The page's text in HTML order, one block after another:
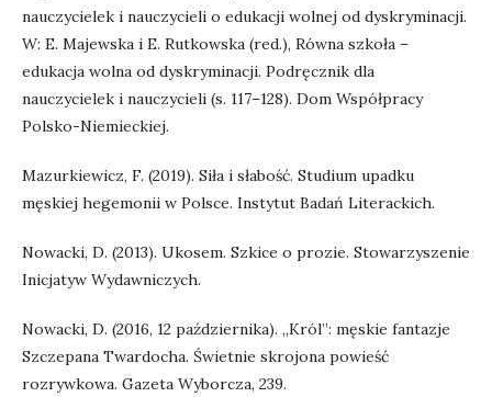
nauczycielek i nauczycieli o edukacji wolnej od dyskryminacji.
W: E. Majewska i E. Rutkowska (red.), Równa szkoła –
edukacja wolna od dyskryminacji. Podręcznik dla
nauczycielek i nauczycieli (s. 117–128). Dom Współpracy
Polsko-Niemieckiej.
Mazurkiewicz, F. (2019). Siła i słabość. Studium upadku
męskiej hegemonii w Polsce. Instytut Badań Literackich.
Nowacki, D. (2013). Ukosem. Szkice o prozie. Stowarzyszenie
Inicjatyw Wydawniczych.
Nowacki, D. (2016, 12 października). „Król”: męskie fantazje
Szczepana Twardocha. Świetnie skrojona powieść
rozrywkowa. Gazeta Wyborcza, 239.